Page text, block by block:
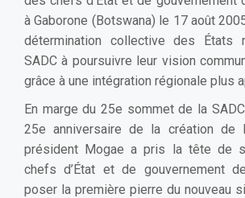
à Gaborone (Botswana) le 17 août
détermination collective des États
SADC à poursuivre leur vision
grâce à une intégration régionale plus
En marge du 25e sommet de la
25e anniversaire de la création de
président Mogae a pris la tête de
chefs d’État et de gouvernement
poser la première pierre du nouveau